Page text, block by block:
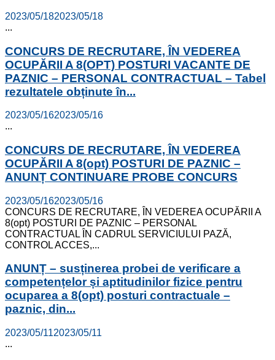
2023/05/182023/05/18
...
CONCURS DE RECRUTARE, ÎN VEDEREA
OCUPĂRII A 8(OPT) POSTURI VACANTE DE
PAZNIC – PERSONAL CONTRACTUAL – Tabel
rezultatele obținute în...
2023/05/162023/05/16
...
CONCURS DE RECRUTARE, ÎN VEDEREA
OCUPĂRII A 8(opt) POSTURI DE PAZNIC –
ANUNȚ CONTINUARE PROBE CONCURS
2023/05/162023/05/16
CONCURS DE RECRUTARE, ÎN VEDEREA OCUPĂRII A
8(opt) POSTURI DE PAZNIC – PERSONAL
CONTRACTUAL ÎN CADRUL SERVICIULUI PAZĂ,
CONTROL ACCES,...
ANUNȚ – susținerea probei de verificare a
competențelor și aptitudinilor fizice pentru
ocuparea a 8(opt) posturi contractuale –
paznic, din...
2023/05/112023/05/11
...